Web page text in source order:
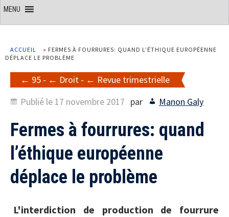
MENU
ACCUEIL » FERMES À FOURRURES: QUAND L’ÉTHIQUE EUROPÉENNE
DÉPLACE LE PROBLÈME
95 - Droit -
Revue trimestrielle
Publié le 17 novembre 2017 par Manon Galy
Fermes à fourrures: quand
l’éthique européenne
déplace le problème
L'interdiction de production de fourrure